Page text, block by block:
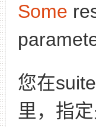
Some
您在
里，指